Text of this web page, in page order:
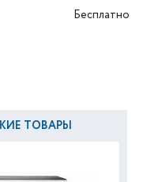
Бесплатно
ТОВАРЫ